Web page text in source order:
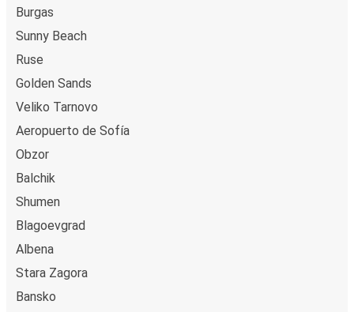
Burgas
Sunny Beach
Ruse
Golden Sands
Veliko Tarnovo
Aeropuerto de Sofía
Obzor
Balchik
Shumen
Blagoevgrad
Albena
Stara Zagora
Bansko